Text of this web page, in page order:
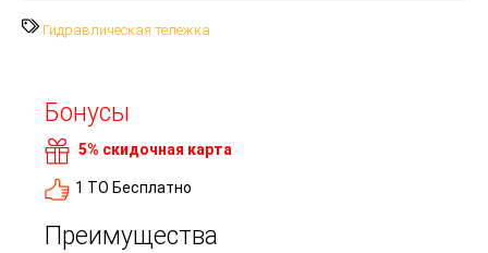
Гидравлическая тележка
Бонусы
5% скидочная карта
1 ТО Бесплатно
Преимущества